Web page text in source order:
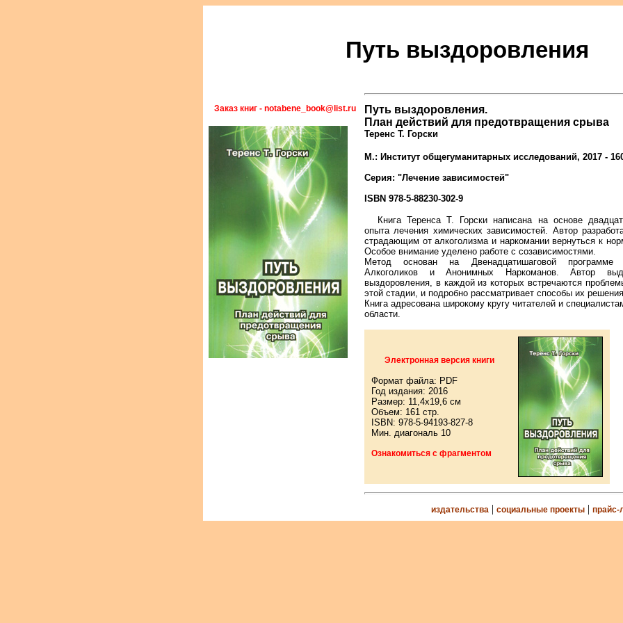
Путь выздоровления
Заказ книг - notabene_book@list.ru
Путь выздоровления.
План действий для предотвращения срыва
Теренс Т. Горски
М.: Институт общегуманитарных исследований, 2017 -
Серия: "Лечение зависимостей"
ISBN 978-5-88230-302-9
Книга Теренса Т. Горски написана на основе
опыта лечения химических зависимостей. Автор
страдающим от алкоголизма и наркомании вернуться к
Особое внимание уделено работе с созависимостями.
Метод основан на Двенадцатишаговой программе
Алкоголиков и Анонимных Наркоманов. Автор
выздоровления, в каждой из которых встречаются
этой стадии, и подробно рассматривает способы их
Книга адресована широкому кругу читателей и
области.
Электронная версия книги
Формат файла: PDF
Год издания: 2016
Размер: 11,4x19,6 см
Объем: 161 стр.
ISBN: 978-5-94193-827-8
Мин. диагональ 10
Ознакомиться с фрагментом
издательства | социальные проекты| прайс-